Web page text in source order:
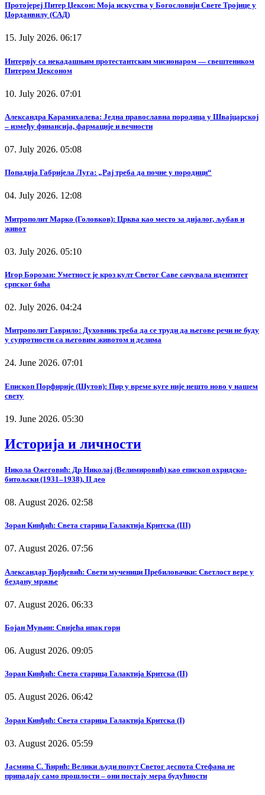
Протојереј Питер Џексон: Моја искуства у Богословији Свете Тројице у
Џорданвилу (САД)
15. July 2026. 06:17
Интервју са некадашњим протестантским мисионаром — свештеником
Питером Џексоном
10. July 2026. 07:01
Александра Карамихалева: Једна православна породица у Швајцарској
– између финансија, фармације и вечности
07. July 2026. 05:08
Попадија Габријела Луга: „Рај треба да почне у породици“
04. July 2026. 12:08
Митрополит Марко (Головков): Црква као место за дијалог, љубав и
живот
03. July 2026. 05:10
Игор Борозан: Уметност је кроз култ Светог Саве сачувала идентитет
српског бића
02. July 2026. 04:24
Митрополит Гаврило: Духовник треба да се труди да његове речи не буду
у супротности са његовим животом и делима
24. June 2026. 07:01
Епископ Порфирије (Шутов): Пир у време куге није нешто ново у нашем
свету
19. June 2026. 05:30
Историја и личности
Никола Ожеговић: Др Николај (Велимировић) као епископ охридско-
битољски (1931–1938), II део
08. August 2026. 02:58
Зоран Кинђић: Света старица Галактија Критска (III)
07. August 2026. 07:56
Александар Ђорђевић: Свети мученици Пребиловачки: Светлост вере у
бездану мржње
07. August 2026. 06:33
Бојан Муњин: Свијећа ипак гори
06. August 2026. 09:05
Зоран Кинђић: Света старица Галактија Критска (II)
05. August 2026. 06:42
Зоран Кинђић: Света старица Галактија Критска (I)
03. August 2026. 05:59
Јасмина С. Ћирић: Велики људи попут Светог деспота Стефана не
припадају само прошлости – они постају мера будућности